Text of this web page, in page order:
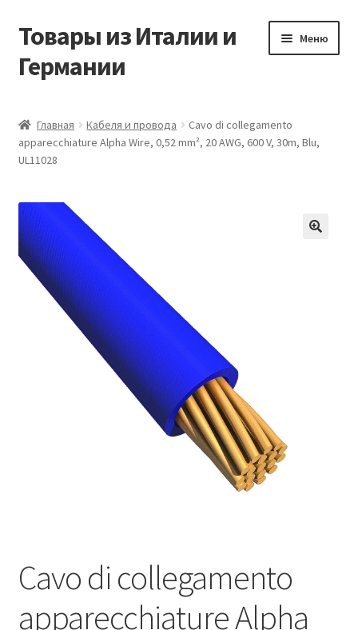
Перейти
навигации
Перейти
содержимому
Товары из Италии и
Германии
Меню
Виды доставки
Контакты
Корзина
Мой аккаунт
Оставить отзыв
Главная Кабеля и провода
Cavo di collegamento
apparecchiature Alpha Wire, 0,52 mm², 20 AWG, 600 V, 30m, Blu,
UL11028
Cavo di collegamento
apparecchiature Alpha